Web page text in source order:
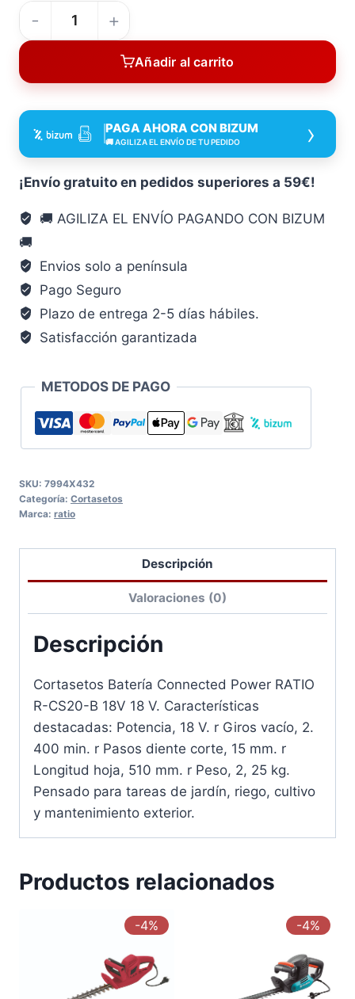
CORTA
SETOS
18
RCS20-
RATIO
18
cortaseto
cantidad
Añadir al carrito
PAGA AHORA CON BIZUM
🚚 AGILIZA EL ENVÍO DE TU PEDIDO ›
¡Envío gratuito en pedidos superiores a 59€!
🚚 AGILIZA EL ENVÍO PAGANDO CON BIZUM
🚚
Envios solo a península
Pago Seguro
Plazo de entrega 2-5 días hábiles.
Satisfacción garantizada
METODOS DE PAGO
SKU: 7994X432
Categoría: Cortasetos
Marca: ratio
Descripción
Valoraciones (0)
Descripción
Cortasetos Batería Connected Power RATIO
R-CS20-B 18V 18 V. Características
destacadas: Potencia, 18 V. r Giros vacío, 2.
400 min. r Pasos diente corte, 15 mm. r
Longitud hoja, 510 mm. r Peso, 2, 25 kg.
Pensado para tareas de jardín, riego, cultivo
y mantenimiento exterior.
Productos relacionados
-4% -4%